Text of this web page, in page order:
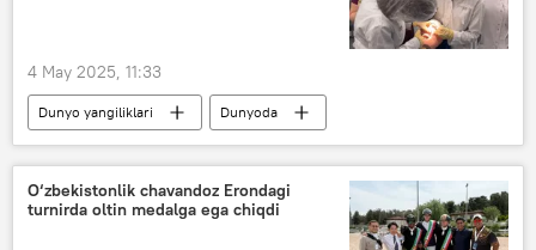
4 May 2025, 11:33
Dunyo yangiliklari
Dunyoda
Rossiya
olimlar tadqiqot
O‘zbekistonlik chavandoz Erondagi
turnirda oltin medalga ega chiqdi